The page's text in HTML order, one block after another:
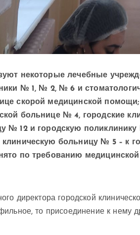
некоторые лечебные
№ 1, № 2, № 6 и
скорой медицинской
больнице № 4, городские
№ 12 и городскую
клиническую больницу № 5 – к
по требованию
директора городской
то присоединение к нему